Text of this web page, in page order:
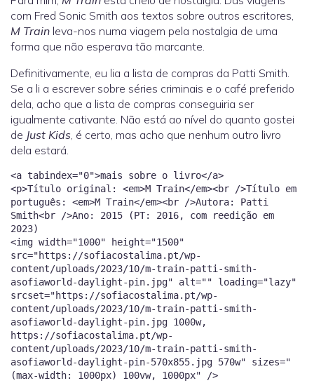
com Fred Sonic Smith aos textos sobre outros escritores,
M Train leva-nos numa viagem pela nostalgia de uma
forma que não esperava tão marcante.
Definitivamente, eu lia a lista de compras da Patti Smith.
Se a li a escrever sobre séries criminais e o café preferido
dela, acho que a lista de compras conseguiria ser
igualmente cativante. Não está ao nível do quanto gostei
de Just Kids, é certo, mas acho que nenhum outro livro
dela estará.
<a tabindex="0">mais sobre o livro</a>
<p>Título original: <em>M Train</em><br />Título em
português: <em>M Train</em><br />Autora: Patti
Smith<br />Ano: 2015 (PT: 2016, com reedição em
2023)
<img width="1000" height="1500"
src="https://sofiacostalima.pt/wp-
content/uploads/2023/10/m-train-patti-smith-
asofiaworld-daylight-pin.jpg" alt="" loading="lazy"
srcset="https://sofiacostalima.pt/wp-
content/uploads/2023/10/m-train-patti-smith-
asofiaworld-daylight-pin.jpg 1000w,
https://sofiacostalima.pt/wp-
content/uploads/2023/10/m-train-patti-smith-
asofiaworld-daylight-pin-570x855.jpg 570w" sizes="
(max-width: 1000px) 100vw, 1000px" />